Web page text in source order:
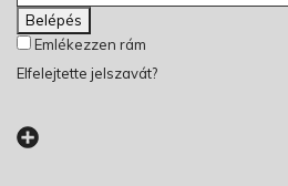
Belépés
Emlékezzen rám
Elfelejtette jelszavát?